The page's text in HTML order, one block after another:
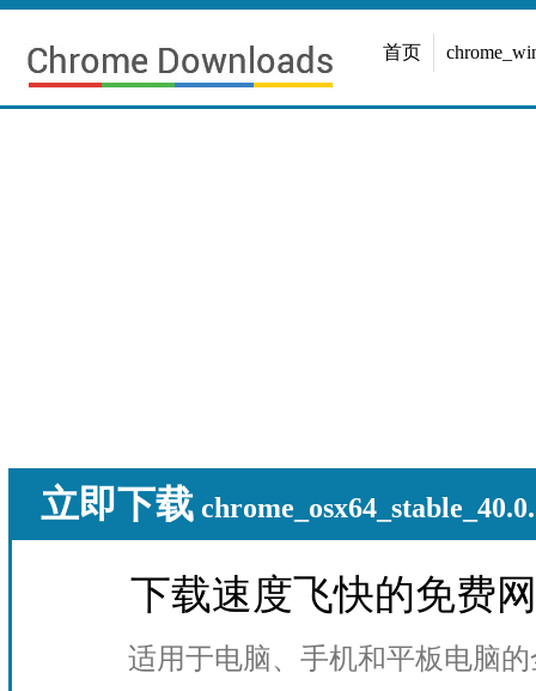
首页
立即下载
下载速度飞快的免费
适用于电脑、手机和平板电脑